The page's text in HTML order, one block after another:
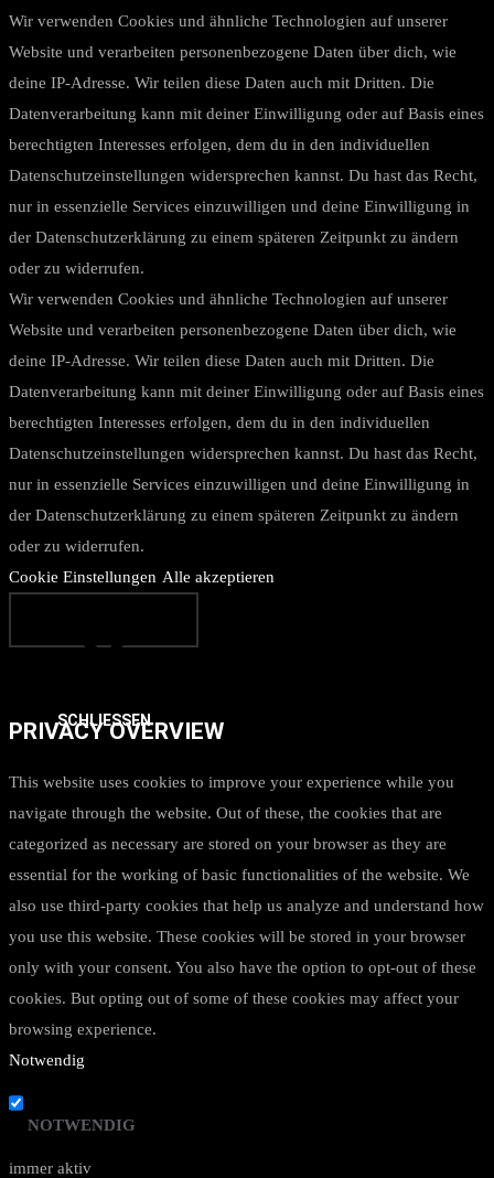
Wir verwenden Cookies und ähnliche Technologien auf unserer
Website und verarbeiten personenbezogene Daten über dich, wie
deine IP-Adresse. Wir teilen diese Daten auch mit Dritten. Die
Datenverarbeitung kann mit deiner Einwilligung oder auf Basis eines
berechtigten Interesses erfolgen, dem du in den individuellen
Datenschutzeinstellungen widersprechen kannst. Du hast das Recht,
nur in essenzielle Services einzuwilligen und deine Einwilligung in
der Datenschutzerklärung zu einem späteren Zeitpunkt zu ändern
oder zu widerrufen.
Wir verwenden Cookies und ähnliche Technologien auf unserer
Website und verarbeiten personenbezogene Daten über dich, wie
deine IP-Adresse. Wir teilen diese Daten auch mit Dritten. Die
Datenverarbeitung kann mit deiner Einwilligung oder auf Basis eines
berechtigten Interesses erfolgen, dem du in den individuellen
Datenschutzeinstellungen widersprechen kannst. Du hast das Recht,
nur in essenzielle Services einzuwilligen und deine Einwilligung in
der Datenschutzerklärung zu einem späteren Zeitpunkt zu ändern
oder zu widerrufen.
Cookie Einstellungen Alle akzeptieren
SCHLIESSEN
PRIVACY OVERVIEW
This website uses cookies to improve your experience while you
navigate through the website. Out of these, the cookies that are
categorized as necessary are stored on your browser as they are
essential for the working of basic functionalities of the website. We
also use third-party cookies that help us analyze and understand how
you use this website. These cookies will be stored in your browser
only with your consent. You also have the option to opt-out of these
cookies. But opting out of some of these cookies may affect your
browsing experience.
Notwendig
NOTWENDIG
immer aktiv